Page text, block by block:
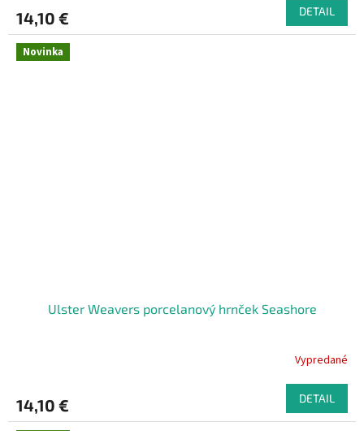
14,10 € DETAIL
Novinka
Ulster Weavers porcelanový hrnček Seashore
Vypredané
14,10 € DETAIL